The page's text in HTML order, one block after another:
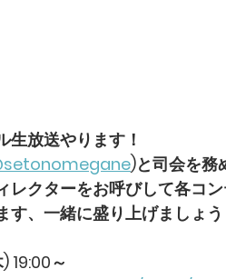
生放送やります！
)と司会を務
レクターをお呼びして各コ
、一緒に盛り上げましょう
19:00～